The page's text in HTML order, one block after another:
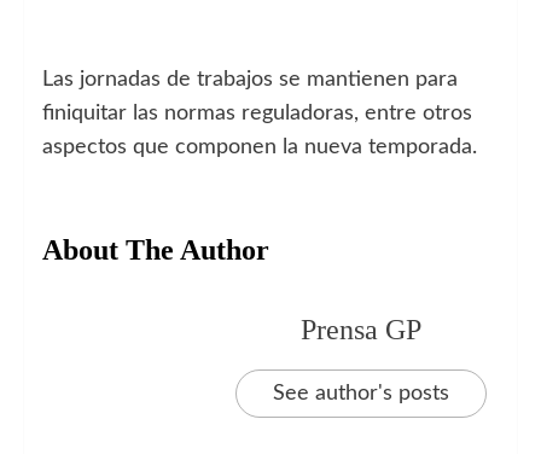
Las jornadas de trabajos se mantienen para
finiquitar las normas reguladoras, entre otros
aspectos que componen la nueva temporada.
About The Author
Prensa GP
See author's posts